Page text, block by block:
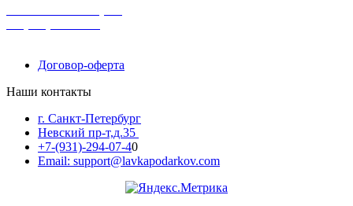
Договор-оферта
Наши контакты
г. Санкт-Петербург
Невский пр-т,д.35
+7-(931)-294-07-40
Email: support@lavkapodarkov.com